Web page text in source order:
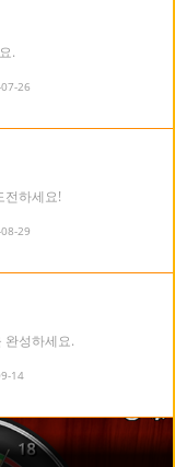
.
26
전하세요!
29
완성하세요.
14